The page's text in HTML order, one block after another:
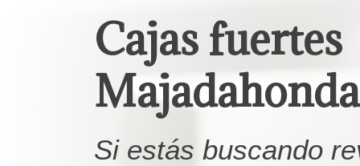
Cajas fuertes
Majadahonda
Si estás buscando